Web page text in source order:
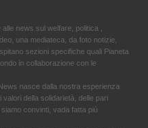
news sul welfare, politica ,
una mediateca, da foto notizie,
sezioni specifiche quali Pianeta
in collaborazione con le
nasce dalla nostra esperienza
della solidarietà, delle pari
convinti, vada fatta più